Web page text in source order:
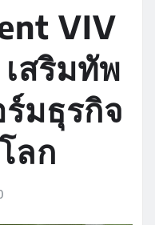
VIV
สริมทัพ
มธุรกิจ
ลก